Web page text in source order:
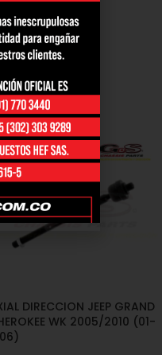
DIRECCION JEEP GRAND
WK 2005/2010 (01-